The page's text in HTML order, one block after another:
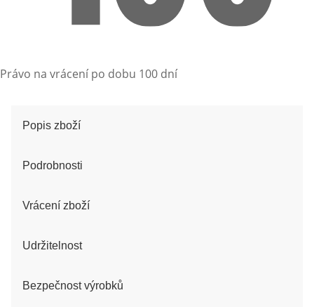
Právo na vrácení po dobu 100 dní
Popis zboží
Podrobnosti
Vrácení zboží
Udržitelnost
Bezpečnost výrobků